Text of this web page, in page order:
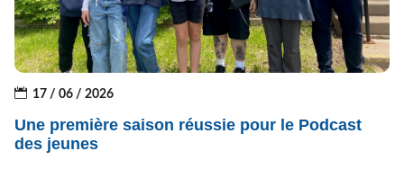
17 / 06 / 2026
Une première saison réussie pour le Podcast
des jeunes